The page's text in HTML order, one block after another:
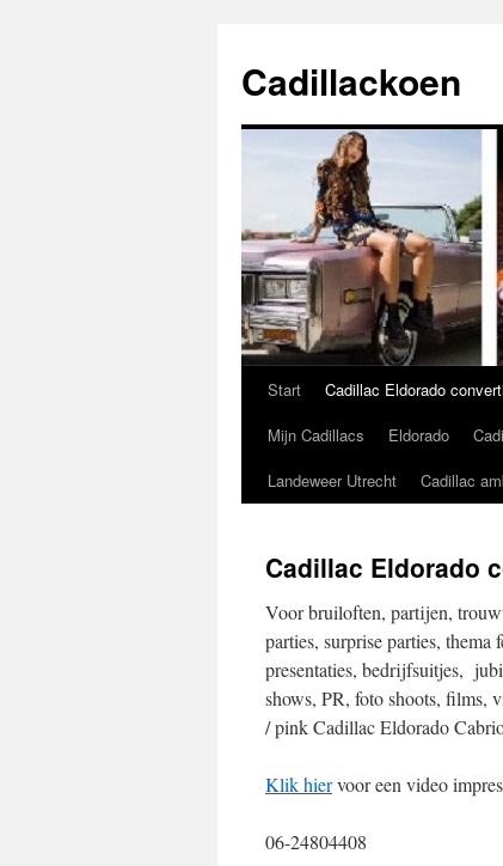
Cadillackoen
Spring
naar
inhoud
Start Cadillac Eldorado
Mijn Cadillacs
Eldorado
Landeweer Utrecht
Cadillac
Cadillac Eldorado
Voor bruiloften, partijen,
parties, surprise parties,
presentaties, bedrijfsuitjes,
shows, PR, foto shoots, films,
/ pink Cadillac Eldorado
Klik hiervoor een video
06-24804408